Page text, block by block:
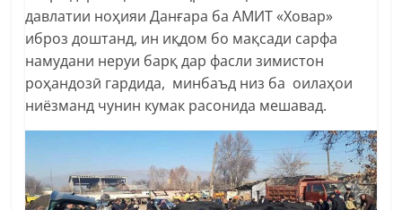
давлатии ноҳияи Данғара ба АМИТ «Ховар»
иброз доштанд, ин иқдом бо мақсади сарфа
намудани неруи барқ дар фасли зимистон
роҳандозӣ гардида, минбаъд низ ба оилаҳои
ниёзманд чунин кумак расонида мешавад.